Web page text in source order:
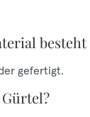
gefertigt.